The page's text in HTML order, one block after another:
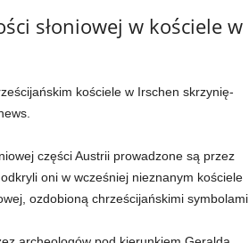
słoniowej w kościele w
kościele w Irschen skrzynię-
części Austrii prowadzone są przez
oni w wcześniej nieznanym kościele
ozdobioną chrześcijańskimi symbolami.